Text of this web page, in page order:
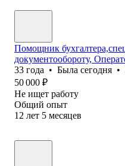
Помощник
документообороту,
33 года • Была сегодня •
50 000 ₽
Не ищет работу
Общий опыт
12 лет 5 месяцев